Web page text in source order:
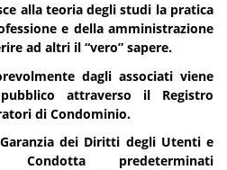
alla teoria degli studi la pratica
e della amministrazione
ad altri il “vero” sapere.
dagli associati viene
attraverso il Registro
di Condominio.
dei Diritti degli Utenti e
predeterminati